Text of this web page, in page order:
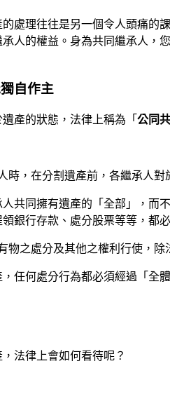
處理往往是另一個令人頭痛的
人的權益。身為共同繼承人
自作主
產的狀態，法律上稱為「 公同
時，在分割遺產前，各繼承人對
共同擁有遺產的「全部」，
銀行存款、處分股票等等，都
物之處分及其他之權利行使，
任何處分行為都必須經過「全
法律上會如何看待呢？